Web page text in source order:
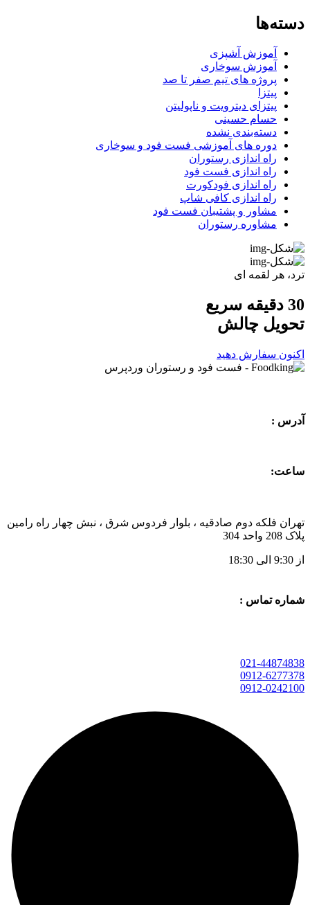
دسته‌ها
آموزش آشپزی
آموزش سوخاری
پروژه های تیم صفر تا صد
پیتزا
پیتزای دیترویت و ناپولیتن
حسام حسینی
دسته‌بندی نشده
دوره های آموزشی فست فود و سوخاری
راه اندازی رستوران
راه اندازی فست فود
راه اندازی فودکورت
راه اندازی کافی شاپ
مشاور و پشتیبان فست فود
مشاوره رستوران
ترد، هر لقمه ای
30 دقیقه سریع
تحویل چالش
اکنون سفارش دهید
آدرس :
ساعت:
تهران فلکه دوم صادقیه ، بلوار فردوس شرق ، نبش چهار راه رامین
پلاک 208 واحد 304
از 9:30 الی 18:30
شماره تماس :
021-44874838
0912-6277378
0912-0242100